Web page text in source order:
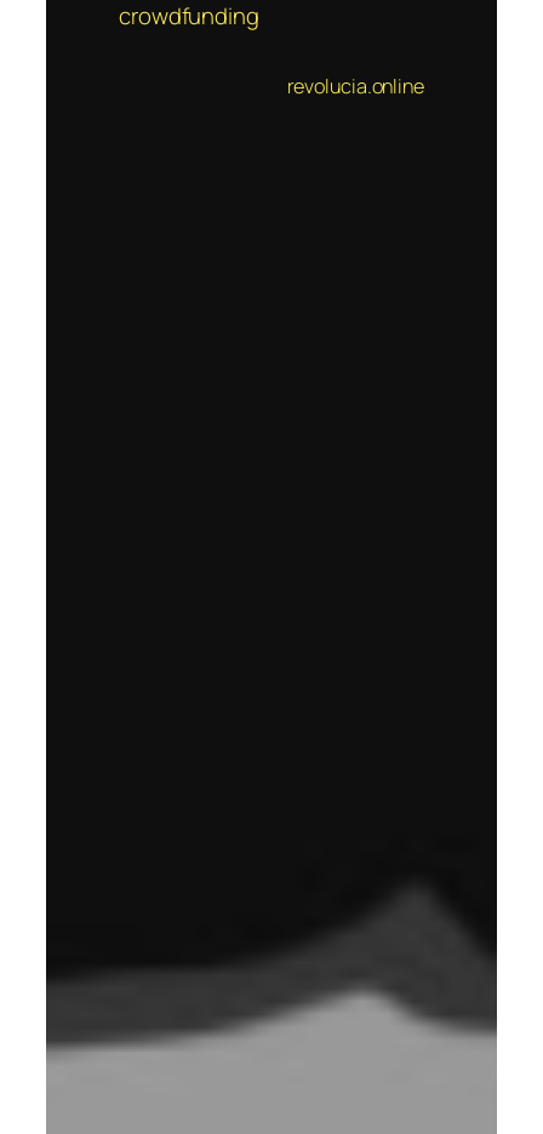
crowdfunding
revolucia.online